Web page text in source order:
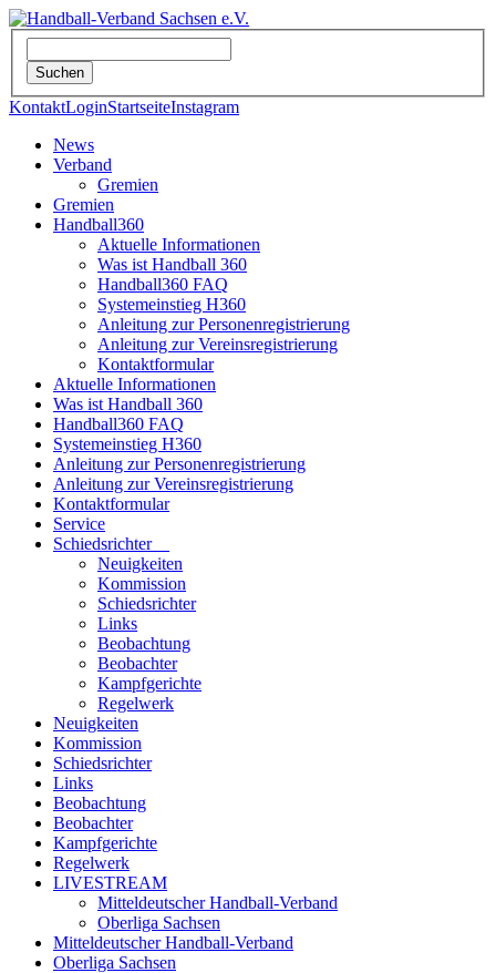
KontaktLoginStartseiteInstagram
News
Verband
Gremien
Gremien
Handball360
Aktuelle Informationen
Was ist Handball 360
Handball360 FAQ
Systemeinstieg H360
Anleitung zur Personenregistrierung
Anleitung zur Vereinsregistrierung
Kontaktformular
Aktuelle Informationen
Was ist Handball 360
Handball360 FAQ
Systemeinstieg H360
Anleitung zur Personenregistrierung
Anleitung zur Vereinsregistrierung
Kontaktformular
Service
Schiedsrichter
Neuigkeiten
Kommission
Schiedsrichter
Links
Beobachtung
Beobachter
Kampfgerichte
Regelwerk
Neuigkeiten
Kommission
Schiedsrichter
Links
Beobachtung
Beobachter
Kampfgerichte
Regelwerk
LIVESTREAM
Mitteldeutscher Handball-Verband
Oberliga Sachsen
Mitteldeutscher Handball-Verband
Oberliga Sachsen